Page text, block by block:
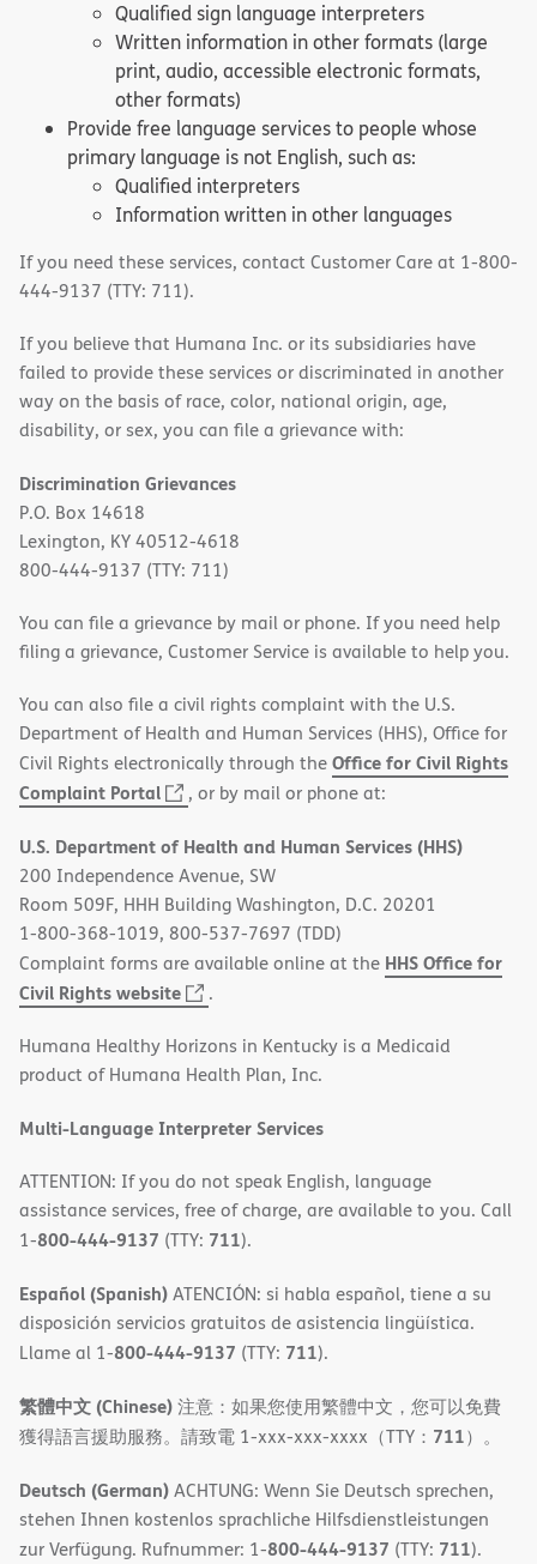
Qualified sign language interpreters
Written information in other formats (large
print, audio, accessible electronic formats,
other formats)
Provide free language services to people whose
primary language is not English, such as:
Qualified interpreters
Information written in other languages
If you need these services, contact Customer Care at 1-800-
444-9137 (TTY: 711).
If you believe that Humana Inc. or its subsidiaries have
failed to provide these services or discriminated in another
way on the basis of race, color, national origin, age,
disability, or sex, you can file a grievance with:
Discrimination Grievances
P.O. Box 14618
Lexington, KY 40512-4618
800-444-9137 (TTY: 711)
You can file a grievance by mail or phone. If you need help
filing a grievance, Customer Service is available to help you.
You can also file a civil rights complaint with the U.S.
Department of Health and Human Services (HHS), Office for
Civil Rights electronically through theOffice for Civil Rights
Complaint Portal
(opens
new
window)
, or by mail or phone at:
U.S. Department of Health and Human Services (HHS)
200 Independence Avenue, SW
Room 509F, HHH Building Washington, D.C. 20201
1-800-368-1019, 800-537-7697 (TDD)
Complaint forms are available online at the HHS Office for
Civil Rights website
(opens
new
window)
.
Humana Healthy Horizons in Kentucky is a Medicaid
product of Humana Health Plan, Inc.
Multi-Language Interpreter Services
ATTENTION: If you do not speak English, language
assistance services, free of charge, are available to you. Call
1-800-444-9137 (TTY: 711).
Español (Spanish)ATENCIÓN: si habla español, tiene a su
disposición servicios gratuitos de asistencia lingüística.
Llame al 1-800-444-9137 (TTY: 711).
繁體中文 (Chinese)注意：如果您使用繁體中文，您可以免費
獲得語言援助服務。請致電 1-xxx-xxx-xxxx（TTY： 711）。
Deutsch (German)ACHTUNG: Wenn Sie Deutsch sprechen,
stehen Ihnen kostenlos sprachliche Hilfsdienstleistungen
zur Verfügung. Rufnummer: 1-800-444-9137 (TTY: 711).